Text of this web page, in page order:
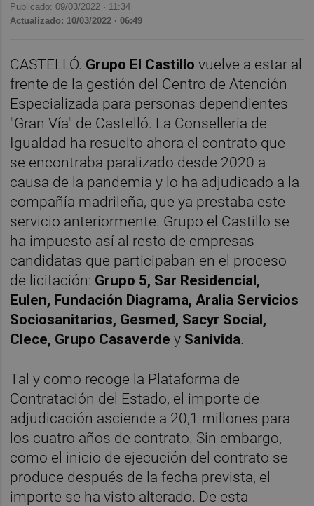
Publicado: 09/03/2022 · 11:34
Actualizado: 10/03/2022 · 06:49
CASTELLÓ. Grupo El Castillovuelve a estar al
frente de la gestión del Centro de Atención
Especializada para personas dependientes
"Gran Vía" de Castelló. La Conselleria de
Igualdad ha resuelto ahora el contrato que
se encontraba paralizado desde 2020 a
causa de la pandemia y lo ha adjudicado a la
compañía madrileña, que ya prestaba este
servicio anteriormente. Grupo el Castillo se
ha impuesto así al resto de empresas
candidatas que participaban en el proceso
de licitación: Grupo 5, Sar Residencial,
Eulen, Fundación Diagrama, Aralia Servicios
Sociosanitarios, Gesmed, Sacyr Social,
Clece, Grupo Casaverde y Sanivida.
Tal y como recoge la Plataforma de
Contratación del Estado, el importe de
adjudicación asciende a 20,1 millones para
los cuatro años de contrato. Sin embargo,
como el inicio de ejecución del contrato se
produce después de la fecha prevista, el
importe se ha visto alterado. De esta